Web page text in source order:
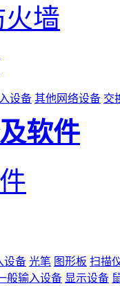
火墙
设备 其他网络设备 交
软件
设备 光笔 图形板 扫描
般输入设备 显示设备